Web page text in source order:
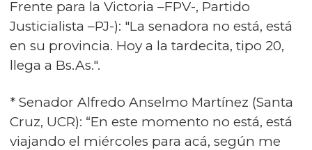
Frente para la Victoria –FPV-, Partido
Justicialista –PJ-): "La senadora no está, está
en su provincia. Hoy a la tardecita, tipo 20,
llega a Bs.As.".
* Senador Alfredo Anselmo Martínez (Santa
Cruz, UCR): “En este momento no está, está
viajando el miércoles para acá, según me